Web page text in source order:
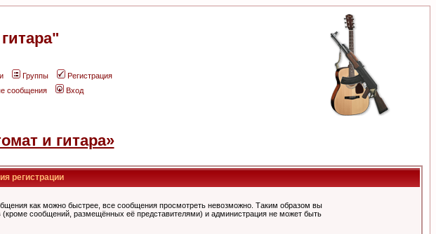
Группы
Регистрация
сообщения Вход
и гитара»
регистрации
как можно быстрее, все сообщения просмотреть невозможно. Таким образом вы
сообщений, размещённых её представителями) и администрация не может быть